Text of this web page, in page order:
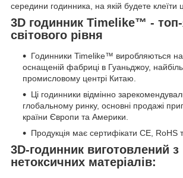
середини годинника, на якій будете клеїти
3D годинник Timelike™ - топ-
світового рівня
Годинники Timelike™ виробляються на
оснащеній фабриці в Гуаньджоу,
промисловому центрі Китаю.
Ці годинники відмінно
глобальному ринку, основні продажі
країни Європи та Америки.
Продукція має сертифікати CE, RoHS
3D-годинник виготовлений з
нетоксичних матеріалів: